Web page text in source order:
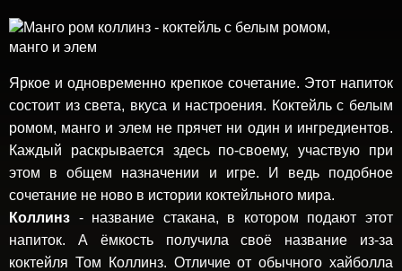
Яркое и одновременно крепкое сочетание. Этот напиток
состоит из света, вкуса и настроения. Коктейль с белым
ромом, манго и элем не прячет ни один и ингредиентов.
Каждый раскрывается здесь по-своему, участвую при
этом в общем назначении и игре. И ведь подобное
сочетание не ново в истории коктейльного мира.
Коллинз - название стакана, в котором подают этот
напиток. А ёмкость получила своё название из-за
коктейля Том Коллинз. Отличие от обычного хайболла